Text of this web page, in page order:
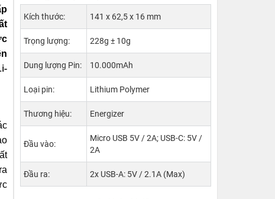
Kích thước: 141 x 62,5 x 16 mm
Trọng lượng: 228g ± 10g
Dung lượng Pin: 10.000mAh
Loại pin: Lithium Polymer
Thương hiệu: Energizer
Đầu vào:
Micro USB 5V / 2A; USB-C: 5V /
2A
Đầu ra: 2x USB-A: 5V / 2.1A (Max)